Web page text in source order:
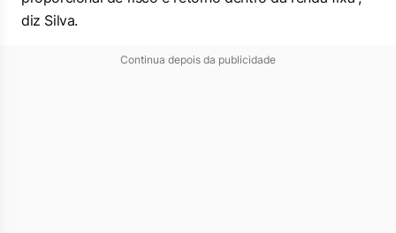
diz Silva.
Continua depois da publicidade